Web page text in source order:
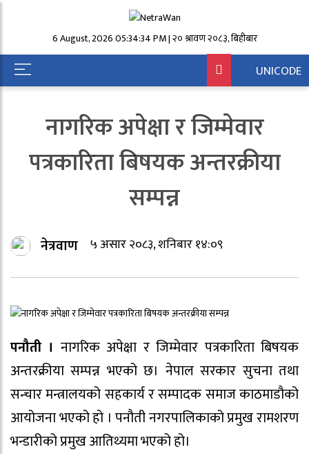
6 August, 2026 05:34:34 PM | २० श्रावण २०८३, बिहीबार
UNICODE
नागरिक अपेक्षा र जिम्मेवार
पत्रकारिता बिषयक अन्तरक्रीया
सम्पन्न
नेत्रवाण ५ असार २०८३, शनिबार १४:०९
पनौती । नागरिक अपेक्षा र जिम्मेवार पत्रकारिता बिषयक
अन्तरक्रीया सम्पन्न भएको छ। नेपाल सरकार सुचना तथा
सन्चार मन्त्रालयको सहकार्य र सम्पादक समाज काठमाडौको
आयोजना भएको हो । पनौती नगरपालिकाको प्रमुख रामशरण
भन्डारीको प्रमुख आतिथ्यमा भएको हो।